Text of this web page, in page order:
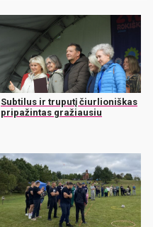
Subtilus ir truputį čiurlioniškas
pripažintas gražiausiu